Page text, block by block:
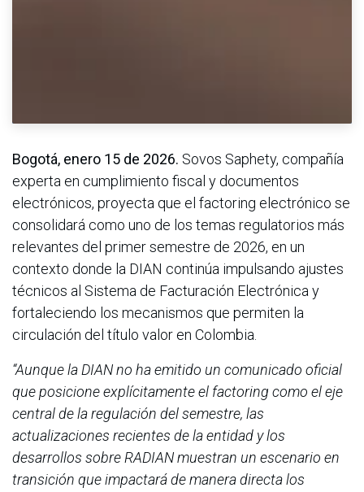
Bogotá, enero 15 de 2026. Sovos Saphety, compañía
experta en cumplimiento fiscal y documentos
electrónicos, proyecta que el factoring electrónico se
consolidará como uno de los temas regulatorios más
relevantes del primer semestre de 2026, en un
contexto donde la DIAN continúa impulsando ajustes
técnicos al Sistema de Facturación Electrónica y
fortaleciendo los mecanismos que permiten la
circulación del título valor en Colombia.
“Aunque la DIAN no ha emitido un comunicado oficial
que posicione explícitamente el factoring como el eje
central de la regulación del semestre, las
actualizaciones recientes de la entidad y los
desarrollos sobre RADIAN muestran un escenario en
transición que impactará de manera directa los